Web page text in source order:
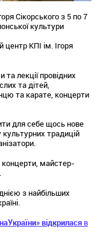
Сікорського з 5 по 7
культури
центр КПІ ім. Ігоря
лекції провідних
та дітей,
та карате, концерти
для себе щось нове
традицій
концерти, майстер-
з найбільших
України»відкриласяв